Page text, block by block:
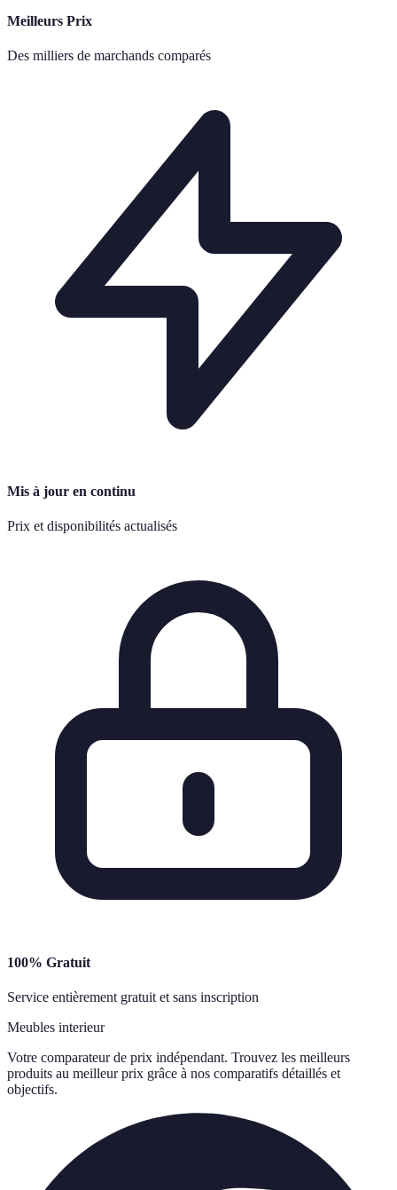
Meilleurs Prix
Des milliers de marchands comparés
Mis à jour en continu
Prix et disponibilités actualisés
100% Gratuit
Service entièrement gratuit et sans inscription
Meubles interieur
Votre comparateur de prix indépendant. Trouvez les meilleurs
produits au meilleur prix grâce à nos comparatifs détaillés et
objectifs.